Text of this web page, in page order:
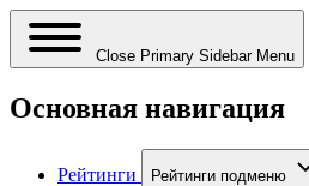
Close Primary Sidebar Menu
Основная навигация
Рейтинги Рейтинги подменю